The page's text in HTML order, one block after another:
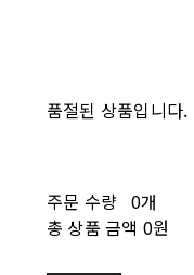
품절된 상품입니다.
주문 수량 0개
총 상품 금액 0원